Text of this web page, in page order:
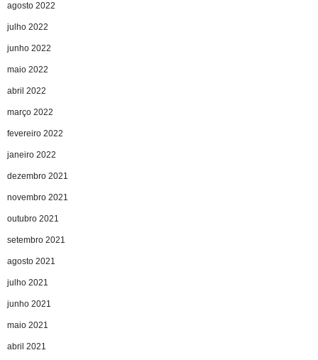
agosto 2022
julho 2022
junho 2022
maio 2022
abril 2022
março 2022
fevereiro 2022
janeiro 2022
dezembro 2021
novembro 2021
outubro 2021
setembro 2021
agosto 2021
julho 2021
junho 2021
maio 2021
abril 2021